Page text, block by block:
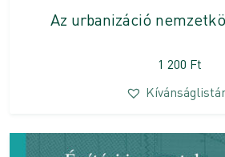
Az urbanizáció
1 200 Ft